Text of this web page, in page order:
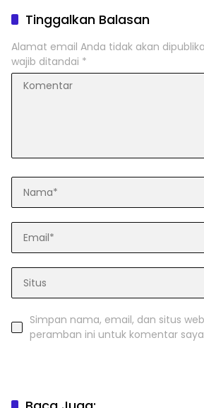
Tinggalkan Balasan
Alamat email Anda tidak akan
wajib ditandai *
Simpan nama, email, dan situs
peramban ini untuk komentar